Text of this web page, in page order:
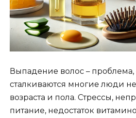
Выпадение волос – проблема,
сталкиваются многие люди
возраста и пола. Стрессы,
питание, недостаток